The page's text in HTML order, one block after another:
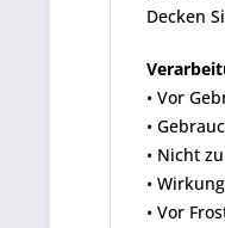
Decken
• Vor
•
• Nicht
•
• Vor